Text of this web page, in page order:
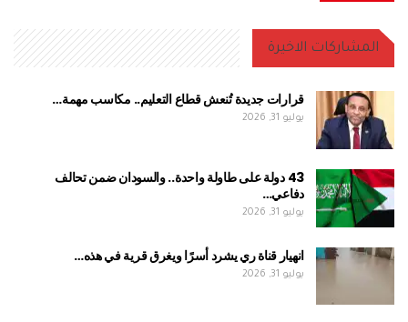
المشاركات الاخيرة
قرارات جديدة تُنعش قطاع التعليم.. مكاسب مهمة…
يوليو 31, 2026
43 دولة على طاولة واحدة.. والسودان ضمن تحالف
دفاعي…
يوليو 31, 2026
انهيار قناة ري يشرد أسرًا ويغرق قرية في هذه…
يوليو 31, 2026